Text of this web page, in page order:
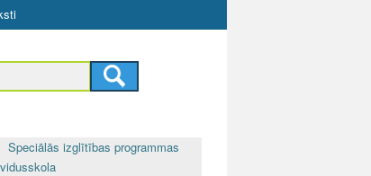
Speciālās izglītības programmas